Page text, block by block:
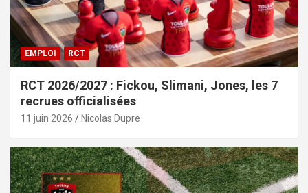
EMPLOI RCT
RCT 2026/2027 : Fickou, Slimani, Jones, les 7
recrues officialisées
11 juin 2026 Nicolas Dupre